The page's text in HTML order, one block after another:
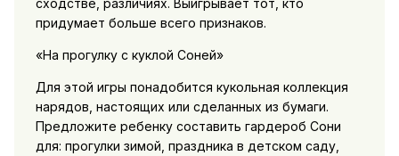
придумает больше всего признаков.
«На прогулку с куклой Соней»
Для этой игры понадобится кукольная коллекция
нарядов, настоящих или сделанных из бумаги.
Предложите ребенку составить гардероб Сони
для: прогулки зимой, праздника в детском саду,